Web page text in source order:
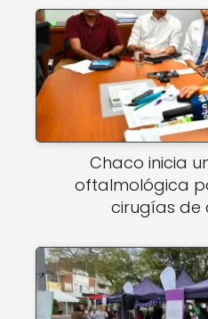
Chaco inicia
oftalmológica
cirugías